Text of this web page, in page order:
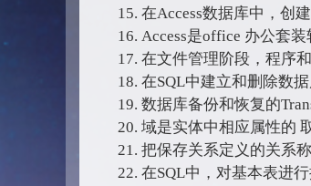
在Access数据库中，创
Access是office 办公套
在文件管理阶段，程序
在SQL中建立和删除数
数据库备份和恢复的
域是实体中相应属性的
把保存关系定义的关系
在SQL中，对基本表进